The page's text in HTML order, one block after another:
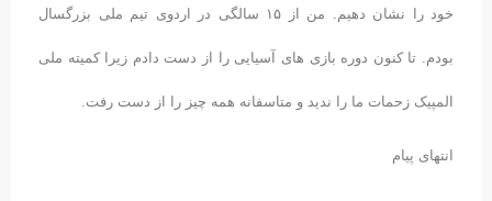
خود را نشان دهیم. من از ۱۵ سالگی در اردوی تیم ملی بزرگسال
بودم. تا کنون دوره بازی های آسیایی را از دست دادم زیرا کمیته ملی
المپیک زحمات ما را ندید و متاسفانه همه چیز را از دست رفت.
انتهای پیام